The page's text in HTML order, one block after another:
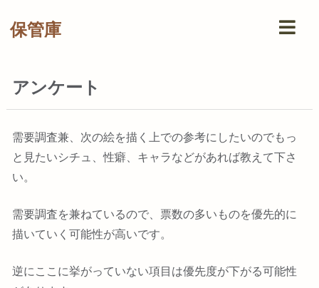
保管庫
アンケート
需要調査兼、次の絵を描く上での参考にしたいのでもっ
と見たいシチュ、性癖、キャラなどがあれば教えて下さ
い。
需要調査を兼ねているので、票数の多いものを優先的に
描いていく可能性が高いです。
逆にここに挙がっていない項目は優先度が下がる可能性